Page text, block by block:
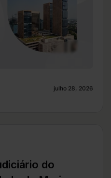
julho 28, 2026
do